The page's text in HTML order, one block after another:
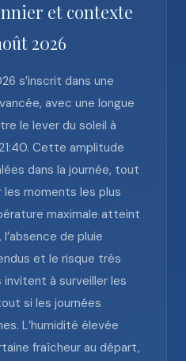
et contexte
2026
s’inscrit dans une
avec une longue
le lever du soleil à
Cette amplitude
dans la journée, tout
moments les plus
maximale atteint
de pluie
et le risque très
à surveiller les
si les journées
L’humidité élevée
fraîcheur au départ,